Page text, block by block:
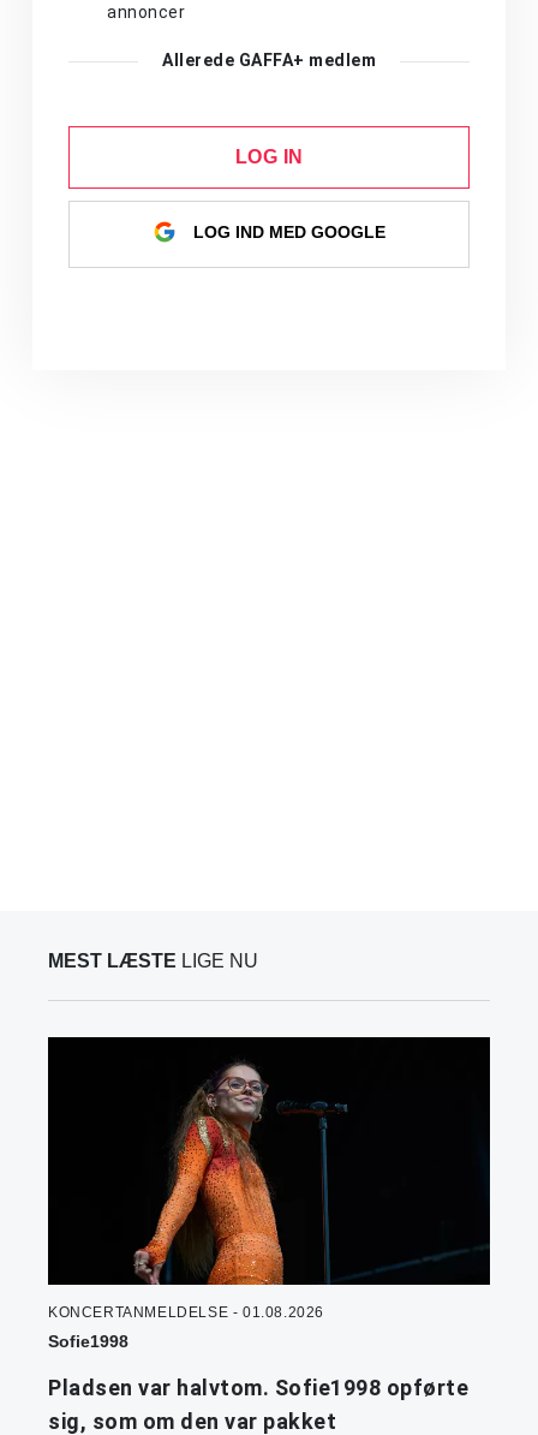
annoncer
Allerede GAFFA+ medlem
LOG IN
LOG IND MED GOOGLE
MEST LÆSTE LIGE NU
KONCERTANMELDELSE - 01.08.2026
Sofie1998
Pladsen var halvtom. Sofie1998 opførte
sig, som om den var pakket